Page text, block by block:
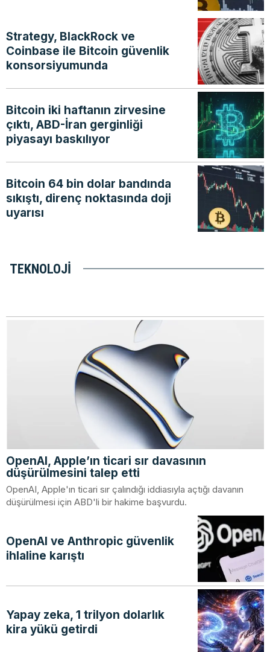
Strategy, BlackRock ve
Coinbase ile Bitcoin güvenlik
konsorsiyumunda
Bitcoin iki haftanın zirvesine
çıktı, ABD-İran gerginliği
piyasayı baskılıyor
Bitcoin 64 bin dolar bandında
sıkıştı, direnç noktasında doji
uyarısı
TEKNOLOJI
OpenAI, Apple’ın ticari sır davasının
düşürülmesini talep etti
OpenAI, Apple'ın ticari sır çalındığı iddiasıyla açtığı davanın
düşürülmesi için ABD'li bir hakime başvurdu.
OpenAI ve Anthropic güvenlik
ihlaline karıştı
Yapay zeka, 1 trilyon dolarlık
kira yükü getirdi